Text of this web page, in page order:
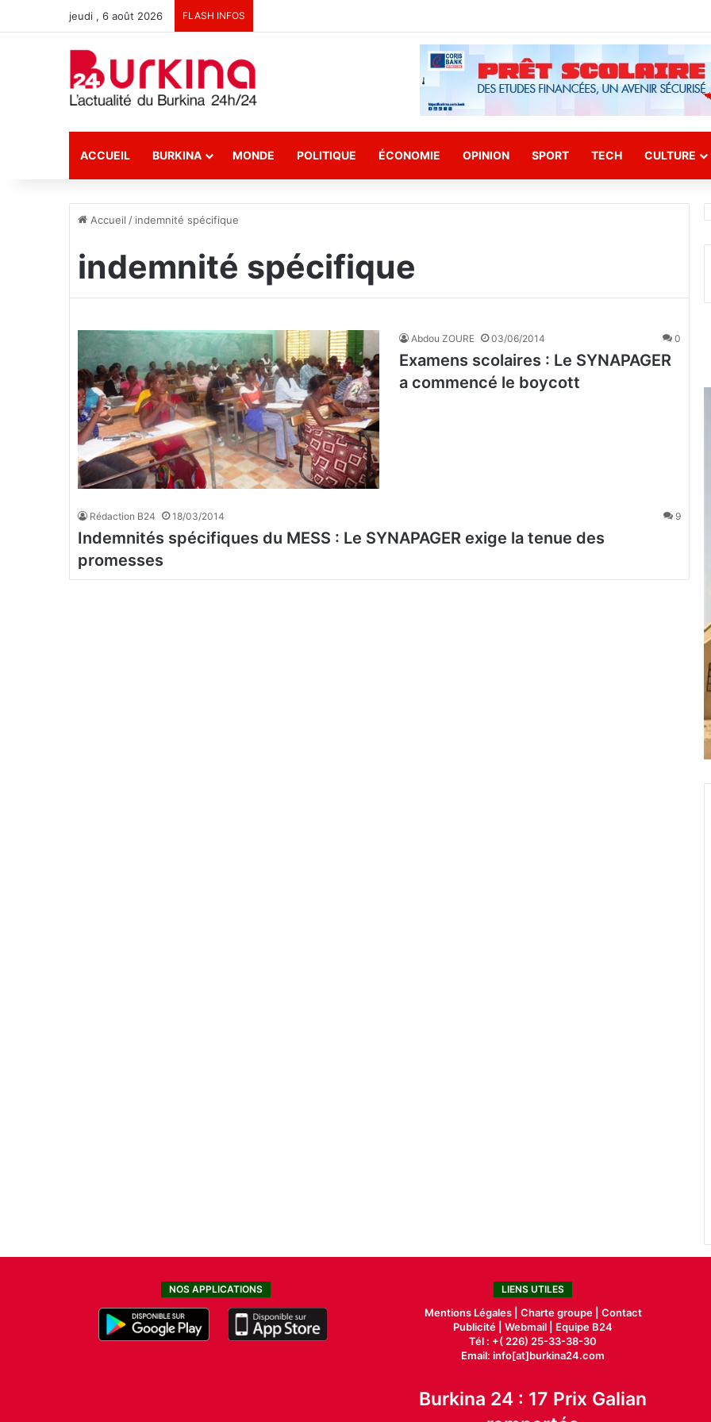
jeudi , 6 août 2026 FLASH INFOS
ACCUEIL BURKINA MONDE POLITIQUE ÉCONOMIE OPINION SPORT TECH CULTURE
Accueil / indemnité spécifique
indemnité spécifique
Abdou ZOURE 03/06/2014 0
Examens scolaires : Le SYNAPAGER
a commencé le boycott
Rédaction B24 18/03/2014 9
Indemnités spécifiques du MESS : Le SYNAPAGER exige la tenue des
promesses
NOS APPLICATIONS LIENS UTILES
Mentions Légales | Charte groupe | Contact
Publicité |Webmail |
Equipe B24
Tél : +( 226) 25-33-38-30
Email: info[at]burkina24.com
Burkina 24 : 17 Prix Galian